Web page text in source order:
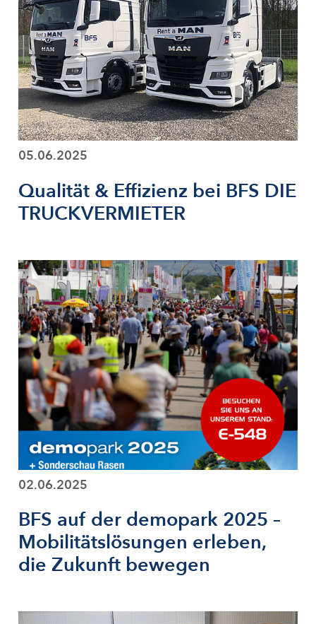
05.06.2025
Qualität & Effizienz bei BFS DIE
TRUCKVERMIETER
02.06.2025
BFS auf der demopark 2025 –
Mobilitätslösungen erleben,
die Zukunft bewegen